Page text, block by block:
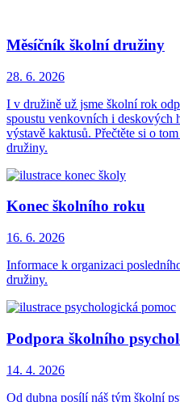
Měsíčník školní družiny
28. 6. 2026
I v družině už jsme školní rok
spoustu venkovních i deskových
výstavě kaktusů. Přečtěte si o
družiny.
Konec školního roku
16. 6. 2026
Informace k organizaci
družiny.
Podpora školního
14. 4. 2026
Od dubna posílí náš tým školní